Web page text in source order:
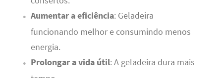
Aumentar a eficiência: Geladeira
funcionando melhor e consumindo menos
energia.
Prolongar a vida útil: A geladeira dura mais